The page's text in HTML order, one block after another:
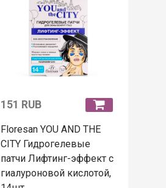
151 RUB
Floresan YOU AND THE
CITY Гидрогелевые
патчи Лифтинг-эффект с
гиалуроновой кислотой,